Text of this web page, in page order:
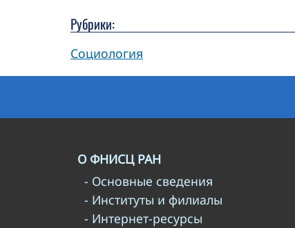
Рубрики:
Социология
О ФНИСЦ РАН
- Основные сведения
- Институты и филиалы
- Интернет-ресурсы